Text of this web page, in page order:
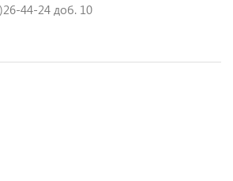
44-24 доб. 10